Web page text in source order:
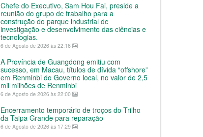
Chefe do Executivo, Sam Hou Fai, preside a
reunião do grupo de trabalho para a
construção do parque industrial de
investigação e desenvolvimento das ciências e
tecnologias.
6 de Agosto de 2026 às 22:16
A Província de Guangdong emitiu com
sucesso, em Macau, títulos de dívida “offshore”
em Renminbi do Governo local, no valor de 2,5
mil milhões de Renminbi
6 de Agosto de 2026 às 22:00
Encerramento temporário de troços do Trilho
da Taipa Grande para reparação
6 de Agosto de 2026 às 17:29